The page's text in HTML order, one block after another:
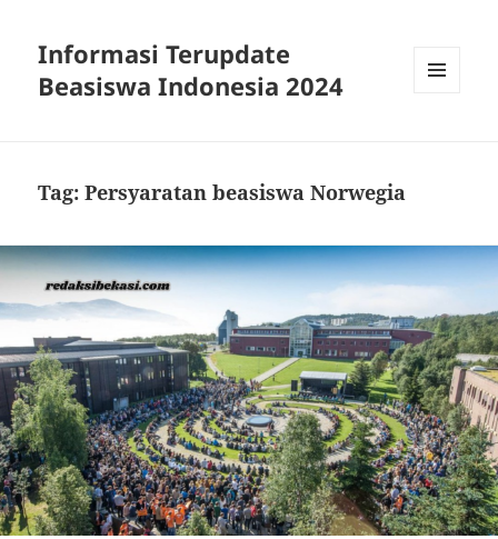
Informasi Terupdate
Beasiswa Indonesia 2024
Tag:Persyaratan beasiswa Norwegia